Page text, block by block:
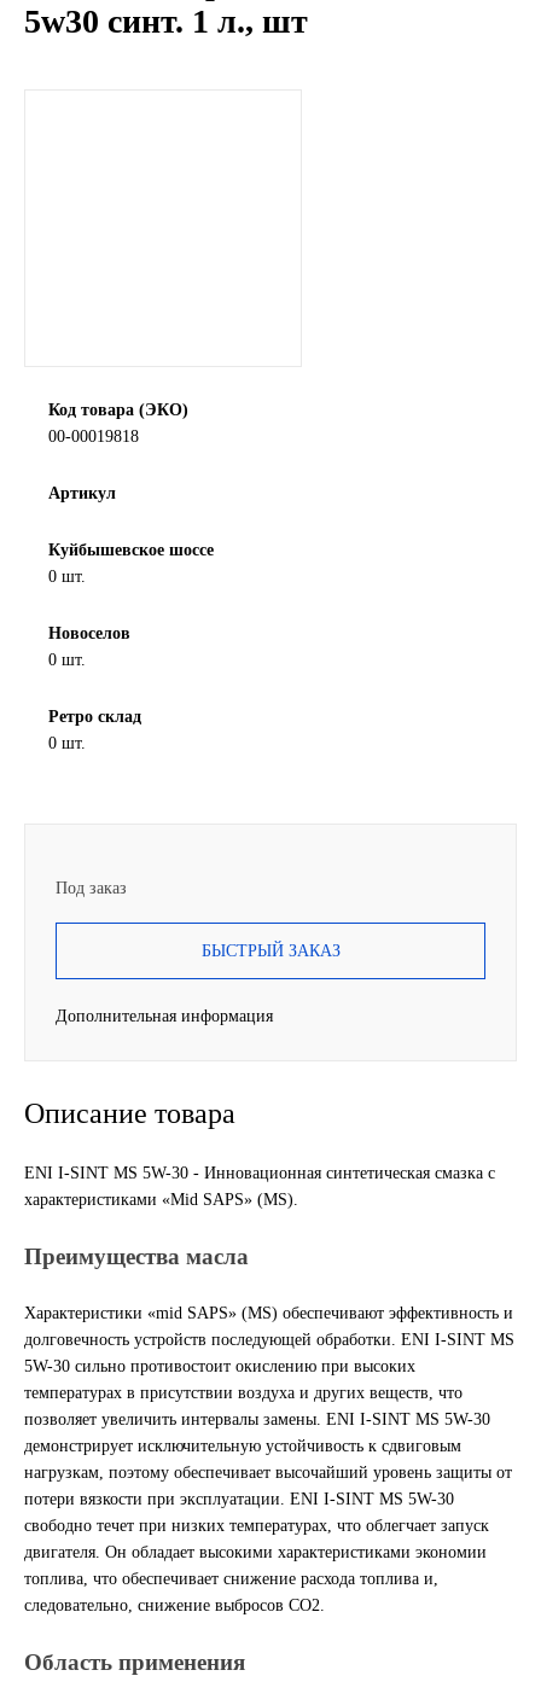
LIQUI MOLY
SINTEC
TOTACHI
ZIC
Новоуфимский НПЗ
Оригинальные масла
North Sea Lubricants
Подшипники
АПП
ЕПК
Другие бренды подшипников
5w30 синт. 1 л., шт
Код товара (ЭКО)
00-00019818
Артикул
Куйбышевское шоссе
0 шт.
Новоселов
0 шт.
Ретро склад
0 шт.
Под заказ
БЫСТРЫЙ ЗАКАЗ
Дополнительная информация
Описание товара
ENI I-SINT MS 5W-30 - Инновационная синтетическая смазка с
характеристиками «Mid SAPS» (MS).
Преимущества масла
Характеристики «mid SAPS» (MS) обеспечивают эффективность и
долговечность устройств последующей обработки. ENI I-SINT MS
5W-30 сильно противостоит окислению при высоких
температурах в присутствии воздуха и других веществ, что
позволяет увеличить интервалы замены. ENI I-SINT MS 5W-30
демонстрирует исключительную устойчивость к сдвиговым
нагрузкам, поэтому обеспечивает высочайший уровень защиты от
потери вязкости при эксплуатации. ENI I-SINT MS 5W-30
свободно течет при низких температурах, что облегчает запуск
двигателя. Он обладает высокими характеристиками экономии
топлива, что обеспечивает снижение расхода топлива и,
следовательно, снижение выбросов CO2.
Область применения